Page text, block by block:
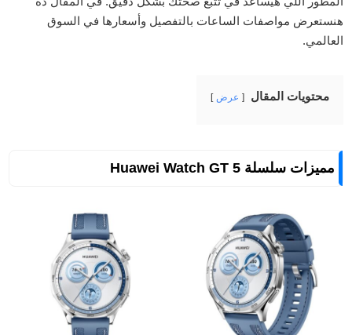
هنستعرض مواصفات الساعات بالتفصيل وأسعارها في السوق
العالمي.
محتويات المقال عرض
مميزات سلسلة Huawei Watch GT 5